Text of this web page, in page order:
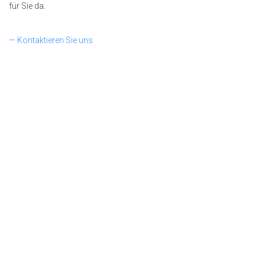
für Sie da.
— Kontaktieren Sie uns